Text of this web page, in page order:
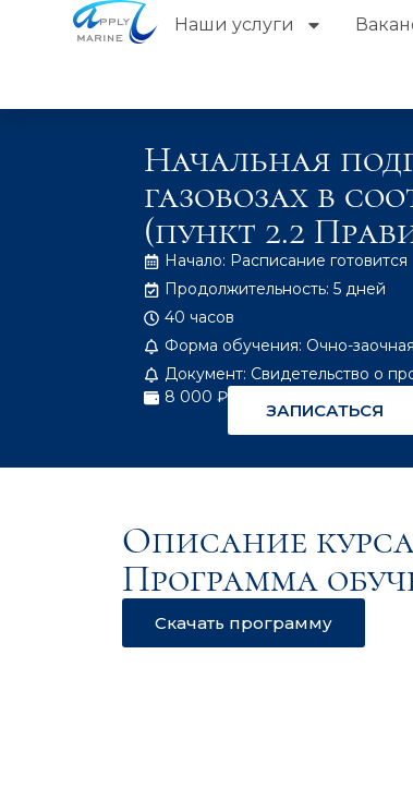
Наши услуги
Начальная
газовозах в
(пункт 2.2
Начало: Расписание готовится
Продолжительность: 5 дней
40 часов
Форма обучения: Очно-заочная
Документ: Свидетельство о
8 000 ₽
ЗАПИСАТЬСЯ
Описание
Программа
Скачать программу